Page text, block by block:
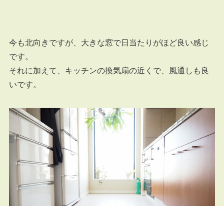
今も北向きですが、大きな窓で日当たりがほど良い感じ
です。
それに加えて、キッチンの換気扇の近くで、風通しも良
いです。